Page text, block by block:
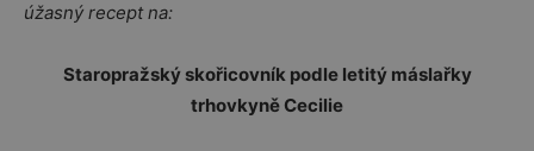
úžasný recept na:
Staropražský skořicovník podle letitý máslařky
trhovkyně Cecilie